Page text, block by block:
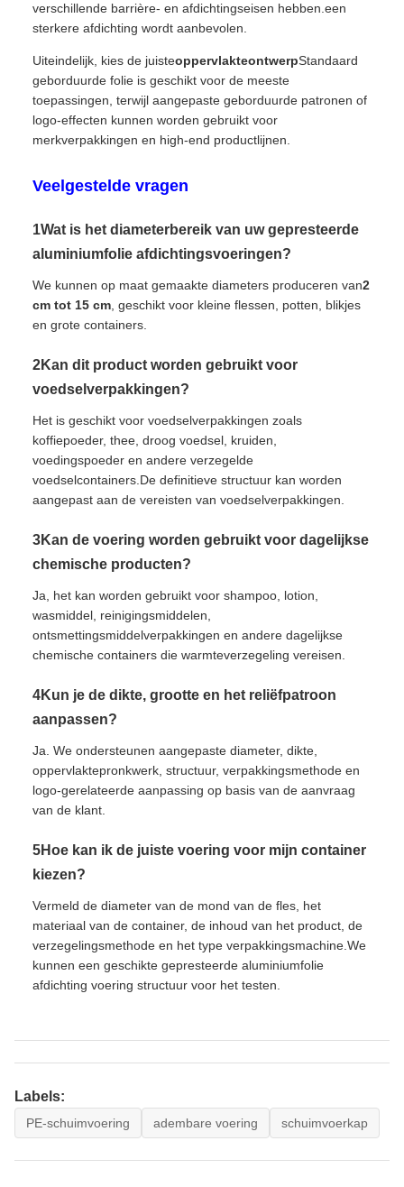
verschillende barrière- en afdichtingseisen hebben.een
sterkere afdichting wordt aanbevolen.
Uiteindelijk, kies de juisteoppervlakteontwerpStandaard
geborduurde folie is geschikt voor de meeste
toepassingen, terwijl aangepaste geborduurde patronen of
logo-effecten kunnen worden gebruikt voor
merkverpakkingen en high-end productlijnen.
Veelgestelde vragen
1Wat is het diameterbereik van uw gepresteerde
aluminiumfolie afdichtingsvoeringen?
We kunnen op maat gemaakte diameters produceren van2
cm tot 15 cm, geschikt voor kleine flessen, potten, blikjes
en grote containers.
2Kan dit product worden gebruikt voor
voedselverpakkingen?
Het is geschikt voor voedselverpakkingen zoals
koffiepoeder, thee, droog voedsel, kruiden,
voedingspoeder en andere verzegelde
voedselcontainers.De definitieve structuur kan worden
aangepast aan de vereisten van voedselverpakkingen.
3Kan de voering worden gebruikt voor dagelijkse
chemische producten?
Ja, het kan worden gebruikt voor shampoo, lotion,
wasmiddel, reinigingsmiddelen,
ontsmettingsmiddelverpakkingen en andere dagelijkse
chemische containers die warmteverzegeling vereisen.
4Kun je de dikte, grootte en het reliëfpatroon
aanpassen?
Ja. We ondersteunen aangepaste diameter, dikte,
oppervlaktepronkwerk, structuur, verpakkingsmethode en
logo-gerelateerde aanpassing op basis van de aanvraag
van de klant.
5Hoe kan ik de juiste voering voor mijn container
kiezen?
Vermeld de diameter van de mond van de fles, het
materiaal van de container, de inhoud van het product, de
verzegelingsmethode en het type verpakkingsmachine.We
kunnen een geschikte gepresteerde aluminiumfolie
afdichting voering structuur voor het testen.
Labels:
PE-schuimvoering adembare voering schuimvoerkap